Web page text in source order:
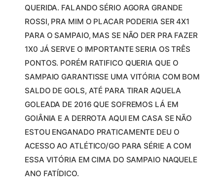
QUERIDA. FALANDO SÉRIO AGORA GRANDE
ROSSI, PRA MIM O PLACAR PODERIA SER 4X1
PARA O SAMPAIO, MAS SE NÃO DER PRA FAZER
1X0 JÁ SERVE O IMPORTANTE SERIA OS TRÊS
PONTOS. PORÉM RATIFICO QUERIA QUE O
SAMPAIO GARANTISSE UMA VITÓRIA COM BOM
SALDO DE GOLS, ATÉ PARA TIRAR AQUELA
GOLEADA DE 2016 QUE SOFREMOS LÁ EM
GOIÂNIA E A DERROTA AQUI EM CASA SE NÃO
ESTOU ENGANADO PRATICAMENTE DEU O
ACESSO AO ATLÉTICO/GO PARA SÉRIE A COM
ESSA VITÓRIA EM CIMA DO SAMPAIO NAQUELE
ANO FATÍDICO.